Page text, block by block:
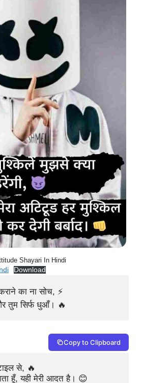
Shayari In Hindi
Download
का ना सोच, ⚡
तुम सिर्फ धुआँ। 🔥
Copy to Clipboard
से, 🔥
हूँ, यही मेरी आदत है। 😊